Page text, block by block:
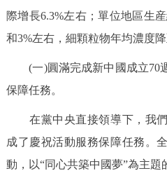
際增長6.3%左右；單位地區生
和3%左右，細顆粒物年均濃度降
(一)圓滿完成新中國成立70
保障任務。
在黨中央直接領導下，我們
成了慶祝活動服務保障任務。
動，以“同心共築中國夢”為主